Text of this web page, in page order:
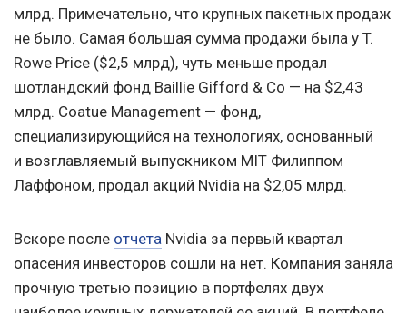
млрд. Примечательно, что крупных пакетных продаж
не было. Самая большая сумма продажи была у T.
Rowe Price ($2,5 млрд), чуть меньше продал
шотландский фонд Baillie Gifford & Co — на $2,43
млрд. Coatue Management — фонд,
специализирующийся на технологиях, основанный
и возглавляемый выпускником MIT Филиппом
Лаффоном, продал акций Nvidia на $2,05 млрд.
Вскоре после отчета Nvidia за первый квартал
опасения инвесторов сошли на нет. Компания заняла
прочную третью позицию в портфелях двух